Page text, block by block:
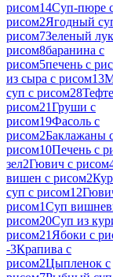
рисом14Суп-пюре
рисом2Ягодный
рисом7Зеленый
рисом8баранина с
рисом5печень с
из сыра с рисом13
суп с рисом28
рисом21Груши с
рисом19Фасоль с
рисом2Баклажаны
рисом10Печень с
зел2Гювич с рисом
вишен с рисом2
суп с рисом12
рисом1Суп
рисом20Суп из
рисом21 Ябоки с
-3Крапива с
рисом2Цыпленок с